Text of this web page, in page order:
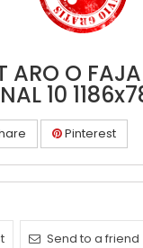
ARO O
10
Pinterest
Send to a friend